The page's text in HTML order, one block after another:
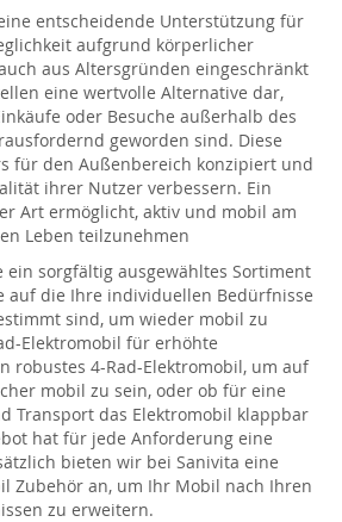
entscheidende Unterstützung für
aufgrund körperlicher
aus Altersgründen eingeschränkt
eine wertvolle Alternative dar,
oder Besuche außerhalb des
geworden sind. Diese
für den Außenbereich konzipiert und
ihrer Nutzer verbessern. Ein
Art ermöglicht, aktiv und mobil am
Leben teilzunehmen
ein sorgfältig ausgewähltes Sortiment
auf die Ihre individuellen Bedürfnisse
sind, um wieder mobil zu
Elektromobil für erhöhte
robustes 4-Rad-Elektromobil, um auf
mobil zu sein, oder ob für eine
Transport das Elektromobil klappbar
hat für jede Anforderung eine
bieten wir bei Sanivita eine
Zubehör an, um Ihr Mobil nach Ihren
zu erweitern.